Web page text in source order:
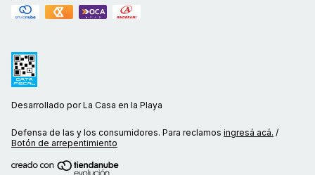
Desarrollado por La Casa en la Playa
Defensa de las y los consumidores. Para reclamos ingresá acá. /
Botón de arrepentimiento